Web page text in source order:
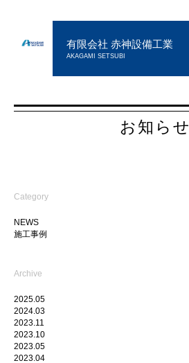
有限会社 赤神設備工業
AKAGAMI SETSUBI
お知らせ
Category
NEWS
施工事例
Archive
2025.05
2024.03
2023.11
2023.10
2023.05
2023.04